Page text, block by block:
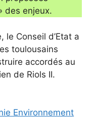
des enjeux.
le Conseil d’Etat a
toulousains
accordés au
de Riols II.
Environnement